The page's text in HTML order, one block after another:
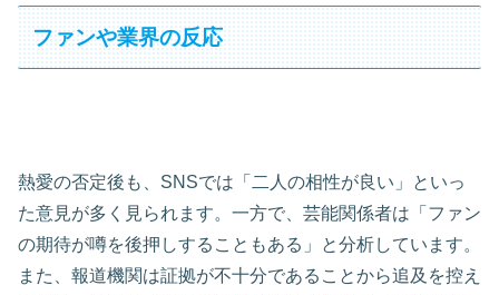
ファンや業界の反応
熱愛の否定後も、SNSでは「二人の相性が良い」といっ
た意見が多く見られます。一方で、芸能関係者は「ファン
の期待が噂を後押しすることもある」と分析しています。
また、報道機関は証拠が不十分であることから追及を控え